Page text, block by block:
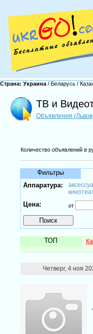
Страна: Украина / Беларусь /
ТВ и
Объявления
Количество объявлений в
Фильтры
Аппаратура:
Цена: от
ТОП
Четверг, 4 ноя